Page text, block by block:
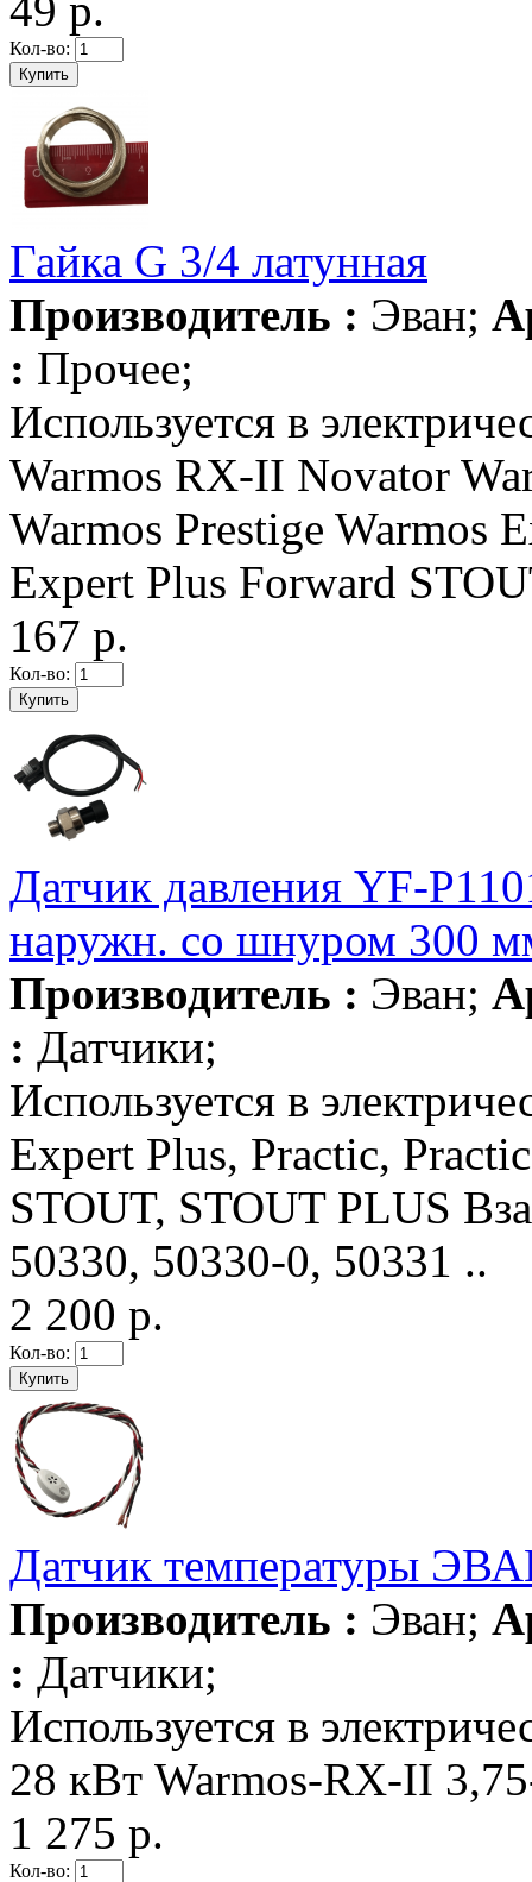
Кол-во:
Гайка G 3/4 латунная
Производитель : Эван;
: Прочее;
Используется в
Warmos RX-II Novator
Warmos Prestige Warmos
Expert Plus Forward
167 р.
Кол-во:
Датчик давления YF-
наружн. со шнуром 300
Производитель : Эван;
: Датчики;
Используется в
Expert Plus, Practic,
STOUT, STOUT PLUS
50330, 50330-0, 50331 ..
2 200 р.
Кол-во:
Датчик температуры
Производитель : Эван;
: Датчики;
Используется в
28 кВт Warmos-RX-II
1 275 р.
Кол-во: